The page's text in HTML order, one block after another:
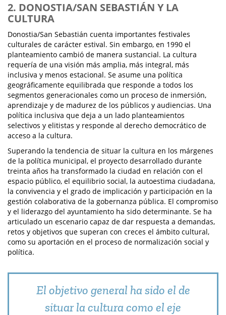
2. DONOSTIA/SAN SEBASTIÁN Y LA
CULTURA
Donostia/San Sebastián cuenta importantes festivales
culturales de carácter estival. Sin embargo, en 1990 el
planteamiento cambió de manera sustancial. La cultura
requería de una visión más amplia, más integral, más
inclusiva y menos estacional. Se asume una política
geográficamente equilibrada que responde a todos los
segmentos generacionales como un proceso de inmersión,
aprendizaje y de madurez de los públicos y audiencias. Una
política inclusiva que deja a un lado planteamientos
selectivos y elitistas y responde al derecho democrático de
acceso a la cultura.
Superando la tendencia de situar la cultura en los márgenes
de la política municipal, el proyecto desarrollado durante
treinta años ha transformado la ciudad en relación con el
espacio público, el equilibrio social, la autoestima ciudadana,
la convivencia y el grado de implicación y participación en la
gestión colaborativa de la gobernanza pública. El compromiso
y el liderazgo del ayuntamiento ha sido determinante. Se ha
articulado un escenario capaz de dar respuesta a demandas,
retos y objetivos que superan con creces el ámbito cultural,
como su aportación en el proceso de normalización social y
política.
El objetivo general ha sido el de
situar la cultura como el eje